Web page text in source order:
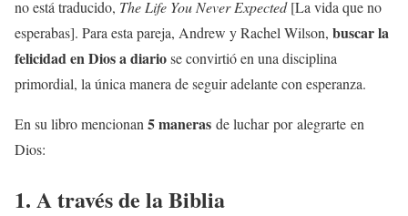
no está traducido, The Life You Never Expected[La vida que no
esperabas]. Para esta pareja, Andrew y Rachel Wilson, buscar la
felicidad en Dios a diariose convirtió en una disciplina
primordial, la única manera de seguir adelante con esperanza.
En su libro mencionan 5 maneras de luchar por alegrarte en
Dios:
1. A través de la Biblia